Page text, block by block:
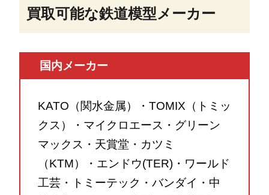
買取可能な鉄道模型メーカー
国内メーカー
KATO（関水金属）・TOMIX（トミッ
クス）・マイクロエース・グリーン
マックス・天賞堂・カツミ
（KTM）・エンドウ(TER)・ワールド
工芸・トミーテック・バンダイ・中